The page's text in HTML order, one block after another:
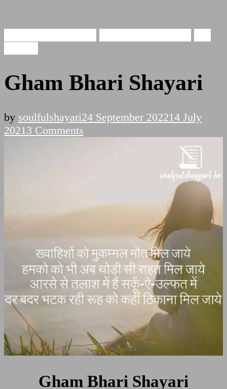
Gham Bhari Shayari
by soulfulshayari24 September 202214 July
2021 3 Comments
Gham Bhari Shayari